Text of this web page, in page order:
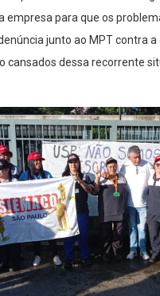
para que os
junto ao MPT contra a
dessa recorrente